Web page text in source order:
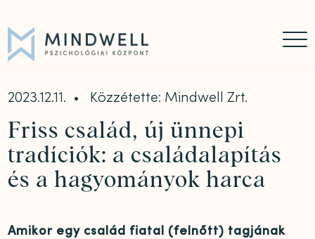
2023.12.11. Közzétette: Mindwell Zrt.
Friss család, új ünnepi
tradíciók: a családalapítás
és a hagyományok harca
Amikor egy család fiatal (felnőtt) tagjának